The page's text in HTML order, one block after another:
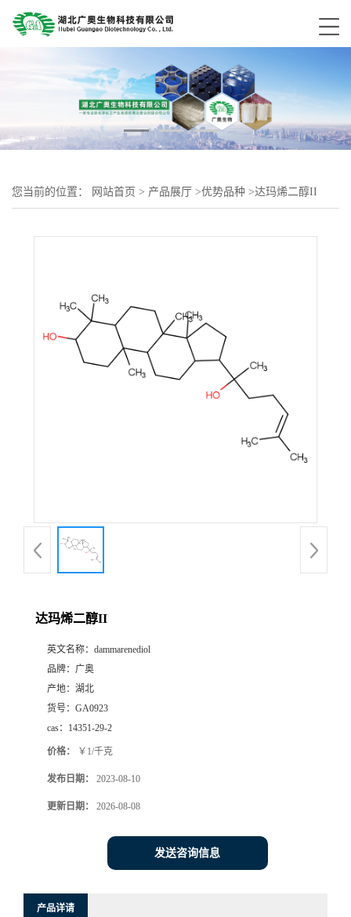
您当前的位置： 网站首页 > 产品展厅 >优势品种 >达玛烯二醇II
达玛烯二醇II
英文名称： dammarenediol
品牌： 广奥
产地： 湖北
货号： GA0923
cas： 14351-29-2
价格： ￥1/千克
发布日期： 2023-08-10
更新日期： 2026-08-08
发送咨询信息
产品详请